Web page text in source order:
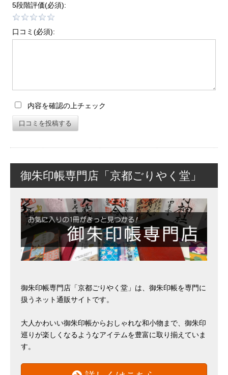
5段階評価(必須):
口コミ(必須):
内容を確認の上チェック
口コミを投稿する
御朱印帳専門店「京都ごりやく堂」
御朱印帳専門店「京都ごりやく堂」は、御朱印帳を専門に
扱うネット通販サイトです。
大人かわいい御朱印帳からおしゃれな和小物まで、御朱印
巡りが楽しくなるようなアイテムを豊富に取り揃えていま
す。